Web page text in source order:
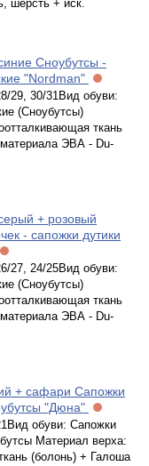
шерсть + иск.
Сноубутсы -
"Nordman"
29, 30/31Вид обуви:
(Сноубутсы)
ткань
ЭВА - Du-
+ розовый
- сапожки дутики
27, 24/25Вид обуви:
(Сноубутсы)
ткань
ЭВА - Du-
+ сафари Сапожки
"Дюна"
обуви: Сапожки
Материал верха:
(болонь) + Галоша